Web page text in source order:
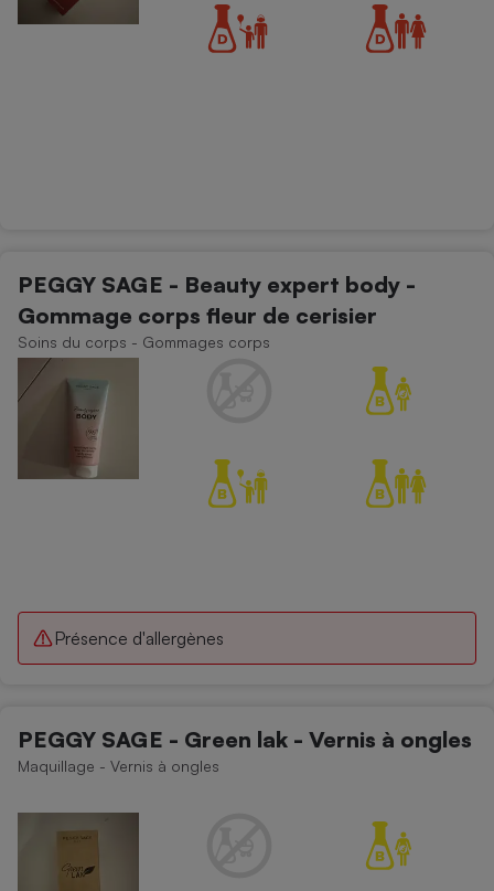
PEGGY SAGE - Beauty expert body -
Gommage corps fleur de cerisier
Soins du corps - Gommages corps
Présence d'allergènes
PEGGY SAGE - Green lak - Vernis à ongles
Maquillage - Vernis à ongles